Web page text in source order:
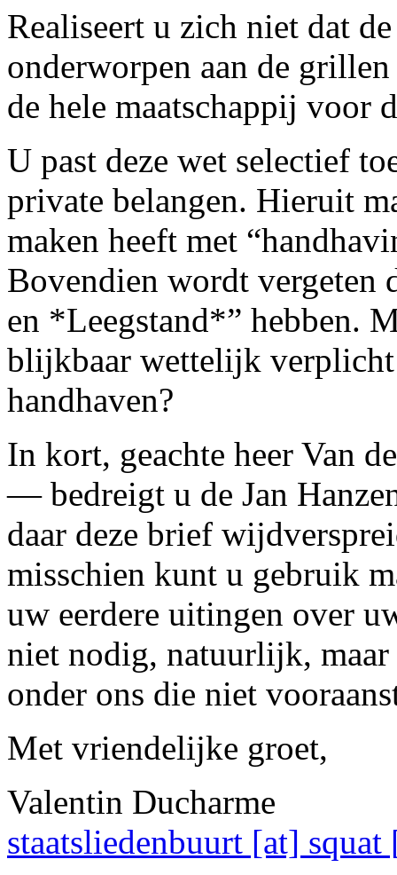
Realiseert u zich niet dat
onderworpen aan de
de hele maatschappij voor
U past deze wet selectief
private belangen. Hieruit
maken heeft met
Bovendien wordt vergeten
en *Leegstand*” hebben.
blijkbaar wettelijk
handhaven?
In kort, geachte heer Van
— bedreigt u de Jan
daar deze brief
misschien kunt u gebruik
uw eerdere uitingen over
niet nodig, natuurlijk, maar
onder ons die niet
Met vriendelijke groet,
Valentin Ducharme
staatsliedenbuurt [at]